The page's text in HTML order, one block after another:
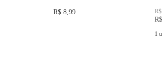
R$ 8,99
1